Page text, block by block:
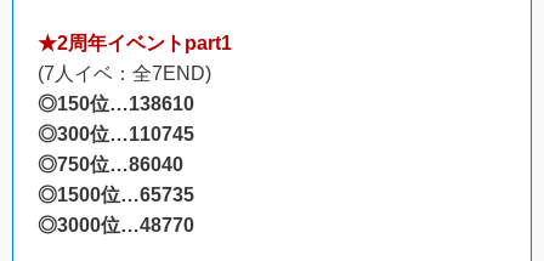
★2周年イベントpart1
(7人イベ：全7END)
◎150位…138610
◎300位…110745
◎750位…86040
◎1500位…65735
◎3000位…48770